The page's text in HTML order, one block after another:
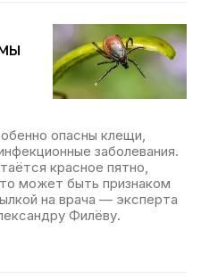
опасны клещи,
заболевания.
красное пятно,
может быть признаком
на врача — эксперта
Филёву.